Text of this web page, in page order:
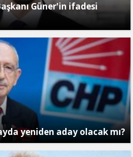
Güner'in ifadesi
yeniden aday olacak mı?